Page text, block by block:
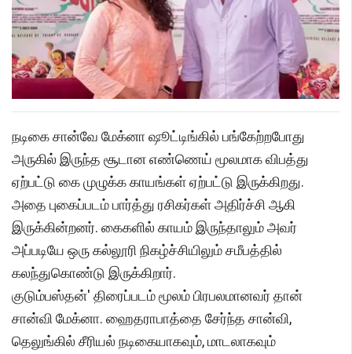
நடிகை சான்வே மேக்னா ஷூட்டிங்கில் பங்கேற்றபோது
அருகில் இருந்த சூடான எண்ணெய் மூலமாக விபத்து
ஏற்பட்டு கை முழுக்க காயங்கள் ஏற்பட்டு இருக்கிறது.
அதை புகைப்படம் பார்த்து ரசிகர்கள் அதிர்ச்சி ஆகி
இருக்கின்றனர். கைகளில் காயம் இருந்தாலும் அவர்
அப்படியே ஒரு கல்லூரி நிகழ்ச்சியிலும் சமீபத்தில்
கலந்துகொண்டு இருக்கிறார்.
குடும்பஸ்தன்' திரைப்படம் மூலம் பிரபலமானவர் தான்
சான்வி மேக்னா. ஹைதராபாத்தை சேர்ந்த சான்வி,
தெலுங்கில் சீரியல் நடிகையாகவும், மாடலாகவும்